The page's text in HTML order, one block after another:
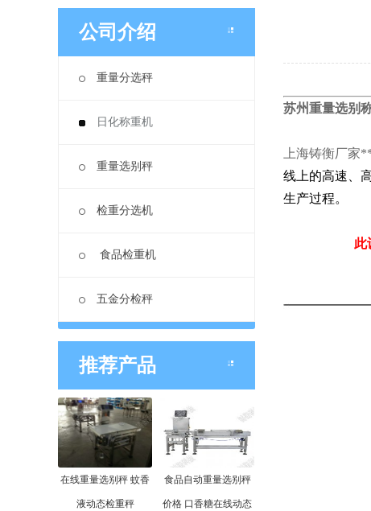
公司介绍
重量分选秤
日化称重机
重量选别秤
检重分选机
食品检重机
五金分检秤
推荐产品
在线重量选别秤 蚊香
液动态检重秤
食品自动重量选别秤
价格 口香糖在线动态
苏州重量选别
上海铸衡厂家
线上的高速、
生产过程。
此设备支持